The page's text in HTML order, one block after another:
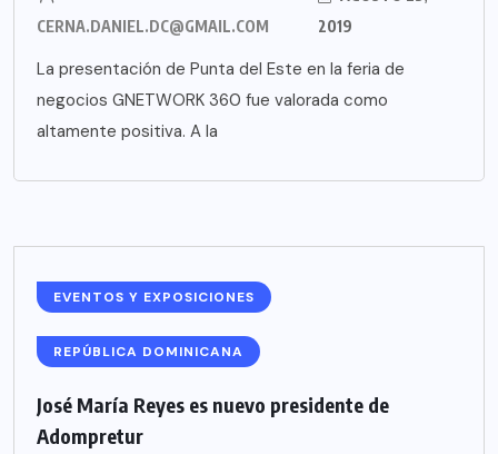
CERNA.DANIEL.DC@GMAIL.COM
2019
La presentación de Punta del Este en la feria de
negocios GNETWORK 360 fue valorada como
altamente positiva. A la
EVENTOS Y EXPOSICIONES
REPÚBLICA DOMINICANA
José María Reyes es nuevo presidente de
Adompretur